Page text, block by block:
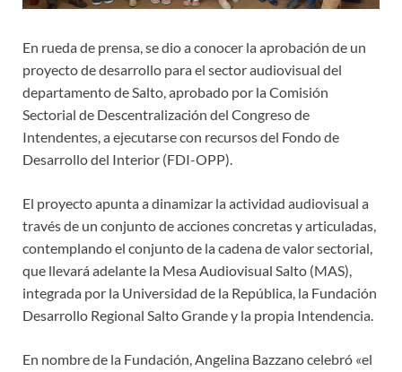
En rueda de prensa, se dio a conocer la aprobación de un
proyecto de desarrollo para el sector audiovisual del
departamento de Salto, aprobado por la Comisión
Sectorial de Descentralización del Congreso de
Intendentes, a ejecutarse con recursos del Fondo de
Desarrollo del Interior (FDI-OPP).
El proyecto apunta a dinamizar la actividad audiovisual a
través de un conjunto de acciones concretas y articuladas,
contemplando el conjunto de la cadena de valor sectorial,
que llevará adelante la Mesa Audiovisual Salto (MAS),
integrada por la Universidad de la República, la Fundación
Desarrollo Regional Salto Grande y la propia Intendencia.
En nombre de la Fundación, Angelina Bazzano celebró «el